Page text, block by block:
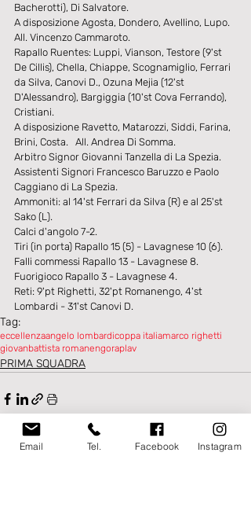
Bacherotti), Di Salvatore.
A disposizione Agosta, Dondero, Avellino, Lupo.
All. Vincenzo Cammaroto.
Rapallo Ruentes: Luppi, Vianson, Testore (9'st
De Cillis), Chella, Chiappe, Scognamiglio, Ferrari
da Silva, Canovi D., Ozuna Mejia (12'st
D'Alessandro), Bargiggia (10'st Cova Ferrando),
Cristiani.
A disposizione Ravetto, Matarozzi, Siddi, Farina,
Brini, Costa.   All. Andrea Di Somma.
Arbitro Signor Giovanni Tanzella di La Spezia.
Assistenti Signori Francesco Baruzzo e Paolo
Caggiano di La Spezia.
Ammoniti: al 14'st Ferrari da Silva (R) e al 25'st
Sako (L).
Calci d'angolo 7-2.
Tiri (in porta) Rapallo 15 (5) - Lavagnese 10 (6).
Falli commessi Rapallo 13 - Lavagnese 8.
Fuorigioco Rapallo 3 - Lavagnese 4.
Reti: 9'pt Righetti, 32'pt Romanengo, 4'st
Lombardi - 31'st Canovi D.
Tag:
eccellenzaangelo lombardicoppa italiamarco righetti
giovanbattista romanengoraplav
PRIMA SQUADRA
Email Tel. Facebook Instagram